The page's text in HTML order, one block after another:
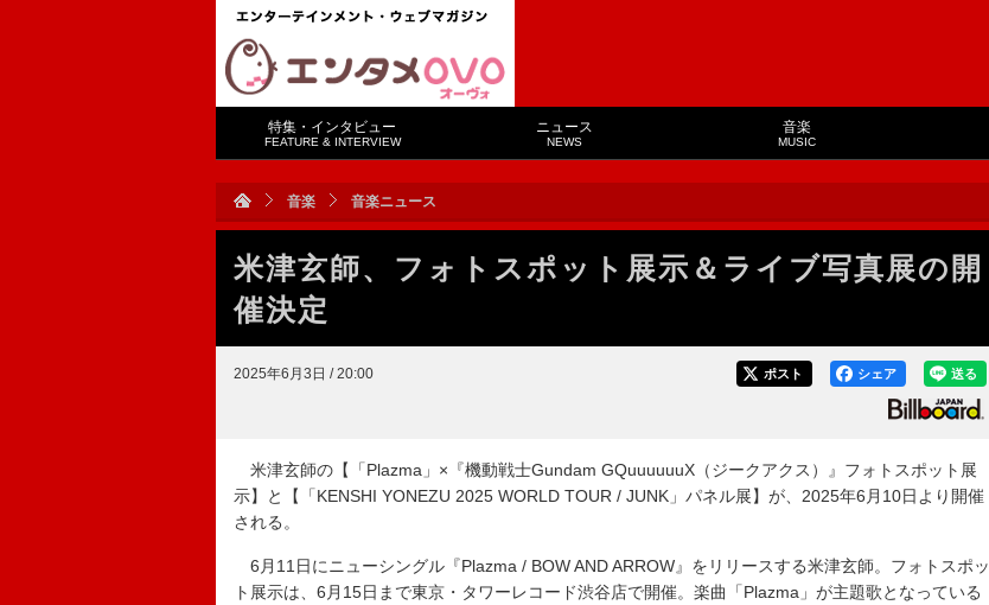
特集・インタビュー
FEATURE & INTERVIEW
ニュース
NEWS
音楽
MUSIC
音楽 音楽ニュース
米津玄師、フォトスポット展示＆ライブ写真展の開
催決定
2025年6月3日 / 20:00 送る
シェア
ポスト
米津玄師の【「Plazma」×『機動戦士Gundam GQuuuuuuX（ジークアクス）』フォトスポット展
示】と【「KENSHI YONEZU 2025 WORLD TOUR / JUNK」パネル展】が、2025年6月10日より開催
される。
6月11日にニューシングル『Plazma / BOW AND ARROW』をリリースする米津玄師。フォトスポッ
ト展示は、6月15日まで東京・タワーレコード渋谷店で開催。楽曲「Plazma」が主題歌となっている